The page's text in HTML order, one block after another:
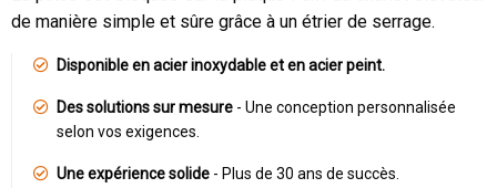
de manière simple et sûre grâce à un étrier de serrage.
Disponible en acier inoxydable et en acier peint.
Des solutions sur mesure - Une conception personnalisée
selon vos exigences.
Une expérience solide - Plus de 30 ans de succès.